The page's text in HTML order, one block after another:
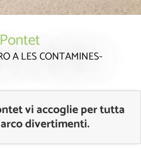
A LES CONTAMINES-
vi accoglie per tutta
divertimenti.